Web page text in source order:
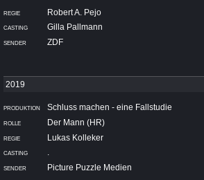
Robert A. Pejo
Gilla Pallmann
ZDF
Schluss machen - eine Fallstudie
Der Mann (HR)
Lukas Kolleker
.
Picture Puzzle Medien